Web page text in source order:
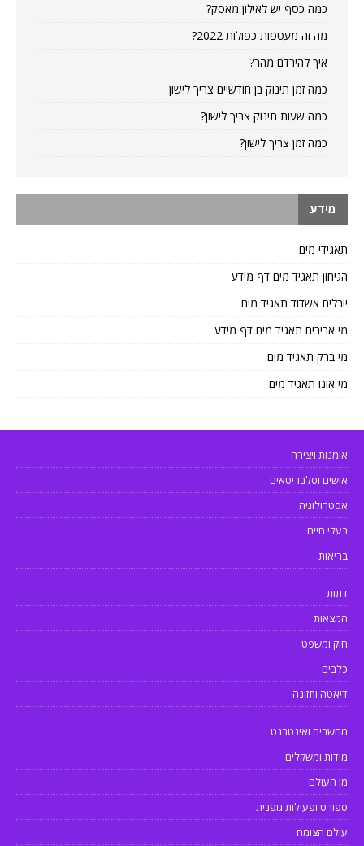
כמה כסף יש לאילון מאסק?
מה זה מעטפות כפולות 2022?
איך להירדם מהר?
כמה זמן תינוק בן חודשיים צריך לישון
כמה שעות תינוק צריך לישון?
כמה זמן צריך לישון?
מידע
תאגידי מים
הגיחון תאגיד מים דף מידע
יובלים אשדוד תאגיד מים
מי אביבים תאגיד מים דף מידע
מי ברק תאגיד מים
מי אונו תאגיד מים
אומנות ויצירה
אישים וסלבריטאים
אסטרולוגיה
בעלי חיים
בריאות
דתות
המצאות
חוק ומשפט
כלבים
דיאטה ותזונה
מחשבים ואינטרנט
מידות ומשקלים
מן העולם
ספורט ופעילות גופנית
עולם הצומח